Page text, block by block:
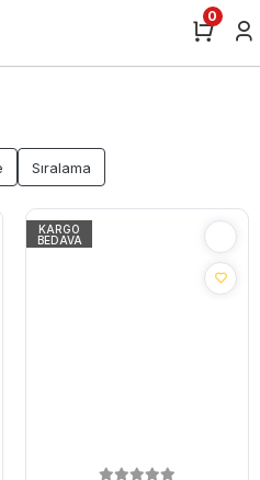
0
Sıralama
KARGO
BEDAVA